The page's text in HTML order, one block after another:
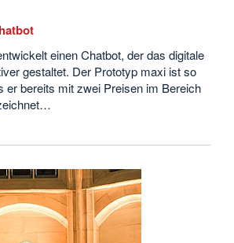
einen Chatbot, der das digitale
gestaltet. Der Prototyp maxi ist so
er bereits mit zwei Preisen im Bereich